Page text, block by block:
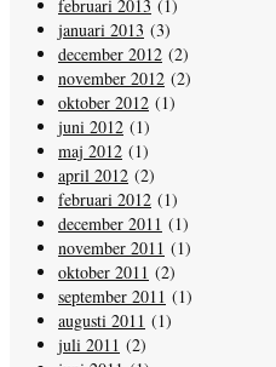
februari 2013 (1)
januari 2013 (3)
december 2012 (2)
november 2012 (2)
oktober 2012 (1)
juni 2012 (1)
maj 2012 (1)
april 2012 (2)
februari 2012 (1)
december 2011 (1)
november 2011 (1)
oktober 2011 (2)
september 2011 (1)
augusti 2011 (1)
juli 2011 (2)